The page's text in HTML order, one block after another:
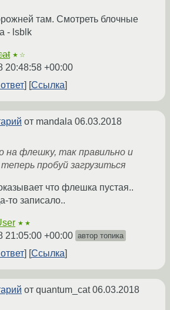
там. Смотреть блочные
- lsblk
★☆
20:48:58 +00:00
Ссылка
от mandala 06.03.2018
на флешку, так правильно и
пробуй загрузиться
что флешка пустая..
то записало..
★★
21:05:00 +00:00 автор топика
Ссылка
от quantum_cat06.03.2018